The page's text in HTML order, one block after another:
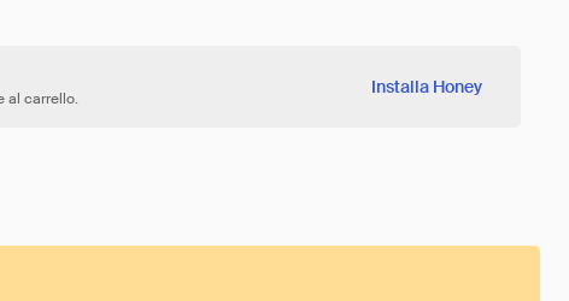
al carrello.
Installa Honey